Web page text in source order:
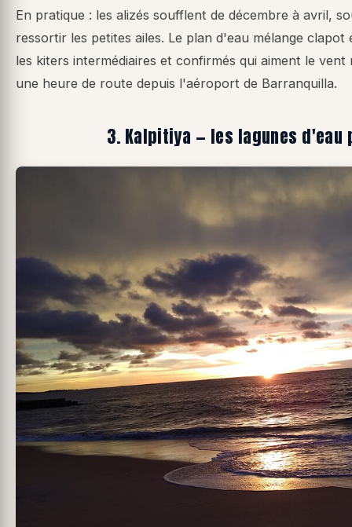
En pratique : les alizés soufflent de décembre à avril,
ressortir les petites ailes. Le plan d'eau mélange
les kiters intermédiaires et confirmés qui aiment le
une heure de route depuis l'aéroport de Barranquilla.
3. Kalpitiya — les lagunes d'eau